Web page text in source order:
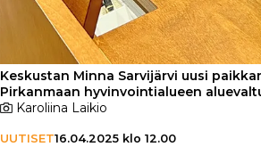
Keskustan Minna Sarvijärvi uusi
Pirkanmaan hyvinvointialueen
Karoliina Laikio
UUTISET16.04.2025 klo 12.00